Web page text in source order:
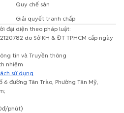
Quy chế sàn
Giải quyết tranh chấp
đại diện theo pháp luật:
do Sở KH & ĐT TP.HCM cấp ngày
tin và Truyền thông
nhiệm
sử dụng
6 đường Tân Trào, Phường Tân Mỹ,
phút)